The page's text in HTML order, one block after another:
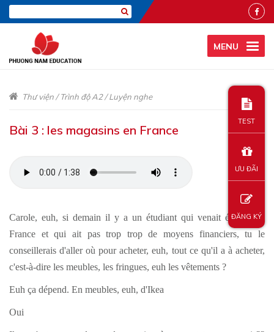
MENU
Thư viện/Trình độ A2/Luyện nghe
Bài 3 : les magasins en France
Carole, euh, si demain il y a un étudiant qui venait étudier en
France et qui ait pas trop trop de moyens financiers, tu le
conseillerais d'aller où pour acheter, euh, tout ce qu'il a à acheter,
c'est-à-dire les meubles, les fringues, euh les vêtements ?
Euh ça dépend. En meubles, euh, d'Ikea
Oui
TEST
ƯU ĐÃI
ĐĂNG KÝ